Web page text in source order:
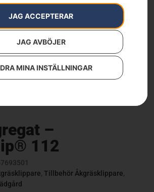
JAG ACCEPTERAR
JAG AVBÖJER
MINA INSTÄLLNINGAR
–
112
, Tillbehör Åkgräsklippare,